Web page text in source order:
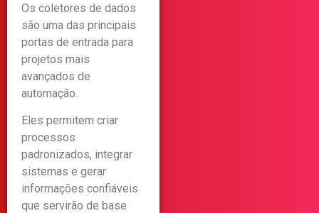
Os coletores de dados
são uma das principais
portas de entrada para
projetos mais
avançados de
automação.
Eles permitem criar
processos
padronizados, integrar
sistemas e gerar
informações confiáveis
que servirão de base